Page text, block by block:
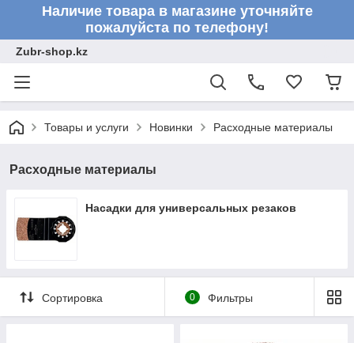
Наличие товара в магазине уточняйте
пожалуйста по телефону!
Zubr-shop.kz
Товары и услуги Новинки Расходные материалы
Расходные материалы
Насадки для универсальных резаков
Сортировка 0 Фильтры